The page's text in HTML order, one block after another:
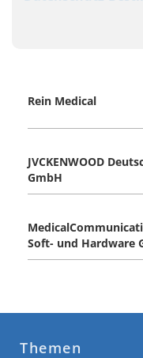
Rein Medical
JVCKENWOOD
GmbH
Soft- und Hardware
Themen